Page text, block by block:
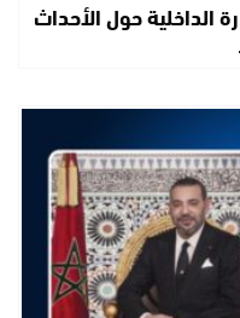
الداخلية حول الأحداث